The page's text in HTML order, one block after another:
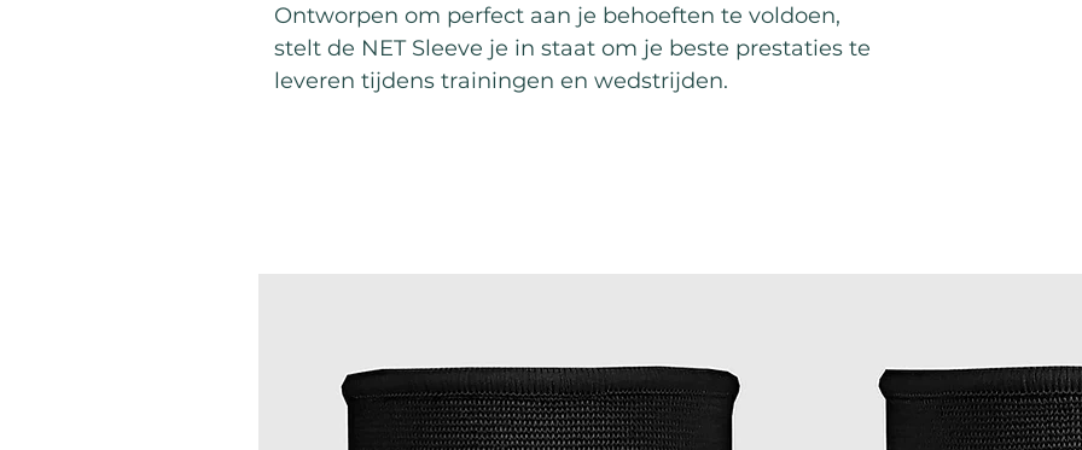
Ontworpen om perfect aan je behoeften te voldoen,
stelt de NET Sleeve je in staat om je beste prestaties te
leveren tijdens trainingen en wedstrijden.